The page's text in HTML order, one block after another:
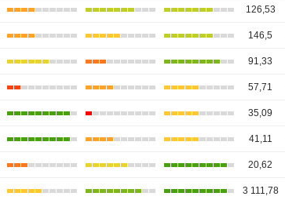
126,53
146,5
91,33
57,71
35,09
41,11
20,62
3 111,78